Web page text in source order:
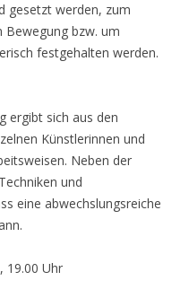
gesetzt werden, zum
Bewegung bzw. um
festgehalten werden.
ergibt sich aus den
Künstlerinnen und
Neben der
und
eine abwechslungsreiche
19.00 Uhr